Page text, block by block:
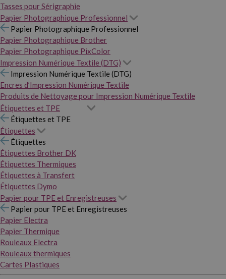
Tasses pour Sérigraphie
Papier Photographique Professionnel
Papier Photographique Professionnel
Papier Photographique Brother
Papier Photographique PixColor
Impression Numérique Textile (DTG)
Impression Numérique Textile (DTG)
Encres d’Impression Numérique Textile
Produits de Nettoyage pour Impression Numérique Textile
Étiquettes et TPE
Étiquettes et TPE
Étiquettes
Étiquettes
Étiquettes Brother DK
Étiquettes Thermiques
Étiquettes à Transfert
Étiquettes Dymo
Papier pour TPE et Enregistreuses
Papier pour TPE et Enregistreuses
Papier Electra
Papier Thermique
Rouleaux Electra
Rouleaux thermiques
Cartes Plastiques